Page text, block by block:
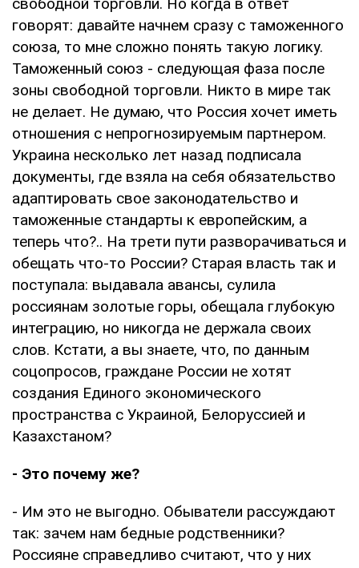
говорят: давайте начнем сразу с таможенного
союза, то мне сложно понять такую логику.
Таможенный союз - следующая фаза после
зоны свободной торговли. Никто в мире так
не делает. Не думаю, что Россия хочет иметь
отношения с непрогнозируемым партнером.
Украина несколько лет назад подписала
документы, где взяла на себя обязательство
адаптировать свое законодательство и
таможенные стандарты к европейским, а
теперь что?.. На трети пути разворачиваться и
обещать что-то России? Старая власть так и
поступала: выдавала авансы, сулила
россиянам золотые горы, обещала глубокую
интеграцию, но никогда не держала своих
слов. Кстати, а вы знаете, что, по данным
соцопросов, граждане России не хотят
создания Единого экономического
пространства с Украиной, Белоруссией и
Казахстаном?
- Это почему же?
- Им это не выгодно. Обыватели рассуждают
так: зачем нам бедные родственники?
Россияне справедливо считают, что у них